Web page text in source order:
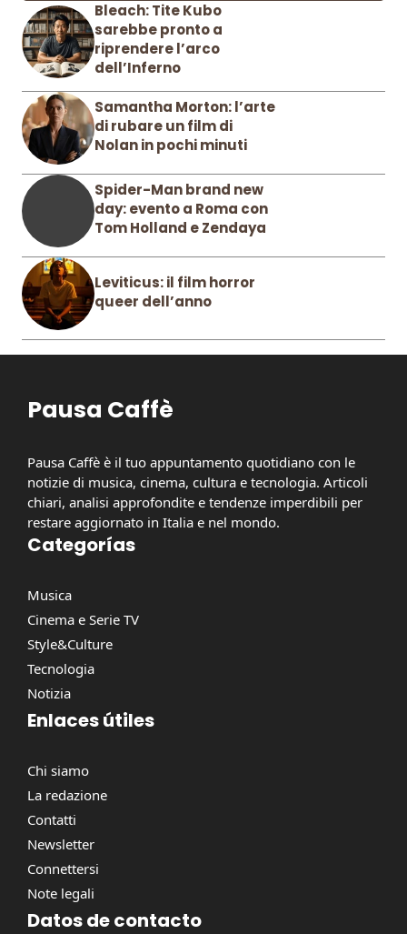
Bleach: Tite Kubo
sarebbe pronto a
riprendere l’arco
dell’Inferno
Samantha Morton: l’arte
di rubare un film di
Nolan in pochi minuti
Spider-Man brand new
day: evento a Roma con
Tom Holland e Zendaya
Leviticus: il film horror
queer dell’anno
Pausa Caffè
Pausa Caffè è il tuo appuntamento quotidiano con le
notizie di musica, cinema, cultura e tecnologia. Articoli
chiari, analisi approfondite e tendenze imperdibili per
restare aggiornato in Italia e nel mondo.
Categorías
Musica
Cinema e Serie TV
Style&Culture
Tecnologia
Notizia
Enlaces útiles
Chi siamo
La redazione
Contatti
Newsletter
Connettersi
Note legali
Datos de contacto